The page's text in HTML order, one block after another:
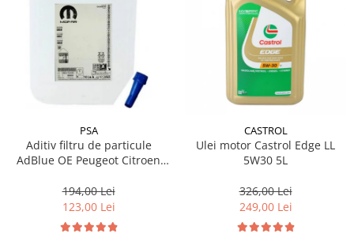
PSA
Aditiv filtru de particule
AdBlue OE Peugeot Citroen
194,00 Lei
123,00 Lei
CASTROL
Ulei motor Castrol Edge LL
5W30 5L
326,00 Lei
249,00 Lei